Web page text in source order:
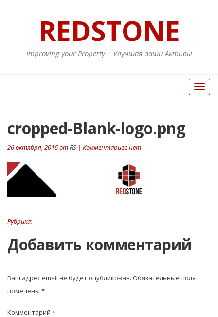
REDSTONE
Improving your Property | Улучшая ваши Активы
Вкл/
Выкл
cropped-Blank-logo.png
26 октября, 2016 отRS | Комментариев нет
Рубрика:
Добавить комментарий
Ваш адрес email не будет опубликован. Обязательные поля
помечены *
Комментарий *